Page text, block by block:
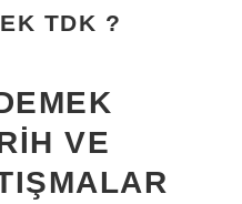
TDK ?
VE